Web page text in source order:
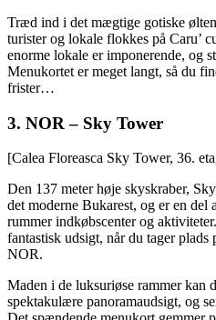
Træd ind i det mægtige gotiske
turister og lokale flokkes på Caru’
enorme lokale er imponerende, og
Menukortet er meget langt, så du
frister…
3. NOR – Sky Tower
[Calea Floreasca Sky Tower, 36.
Den 137 meter høje skyskraber,
det moderne Bukarest, og er en del
rummer indkøbscenter og
fantastisk udsigt, når du tager plads
NOR.
Maden i de luksuriøse rammer kan
spektakulære panoramaudsigt, og